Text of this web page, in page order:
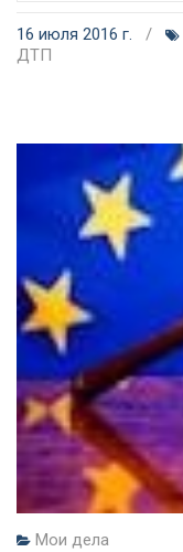
16 июля 2016 г. /
ДТП
Мои дела